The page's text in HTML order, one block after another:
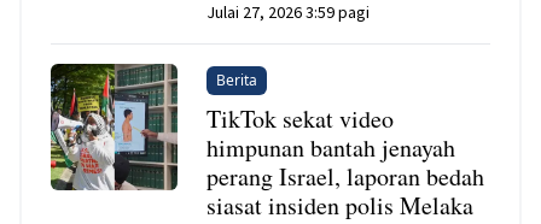
Julai 27, 2026 3:59 pagi
Berita
TikTok sekat video
himpunan bantah jenayah
perang Israel, laporan bedah
siasat insiden polis Melaka